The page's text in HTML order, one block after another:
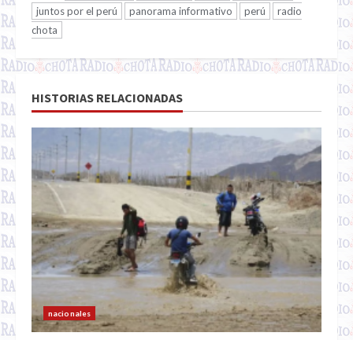
juntos por el perú
panorama informativo perú
radio
chota
HISTORIAS RELACIONADAS
nacionales